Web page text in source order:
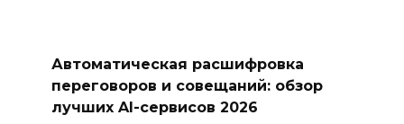
Автоматическая расшифровка
переговоров и совещаний: обзор
лучших AI-сервисов 2026